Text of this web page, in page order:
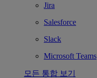
Jira
Salesforce
Slack
Microsoft Teams
모든 통합 보기